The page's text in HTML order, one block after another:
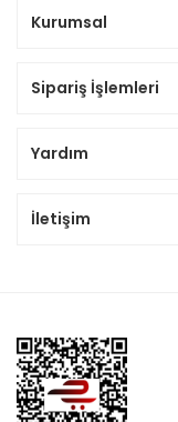
Kurumsal
Sipariş İşlemleri
Yardım
İletişim